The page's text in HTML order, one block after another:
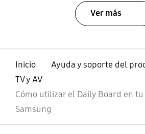
Ver más
Inicio
Ayuda y soporte del
TV y AV
Cómo utilizar el Daily Board en tu
Samsung